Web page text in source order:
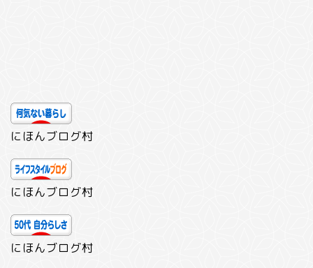
にほんブログ村
にほんブログ村
にほんブログ村